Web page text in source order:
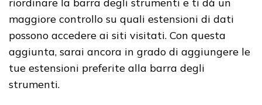
maggiore controllo su quali estensioni di dati
possono accedere ai siti visitati. Con questa
aggiunta, sarai ancora in grado di aggiungere le
tue estensioni preferite alla barra degli
strumenti.